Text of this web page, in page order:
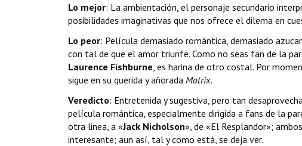
Lo mejor: La ambientación, el personaje secundario
posibilidades imaginativas que nos ofrece el dilema en
Lo peor: Película demasiado romántica, demasiado
con tal de que el amor triunfe. Como no seas fan de la
Laurence Fishburne , es harina de otro costal. Por
sigue en su querida y añorada Matrix.
Veredicto: Entretenida y sugestiva, pero tan
película romántica, especialmente dirigida a fans de la
otra linea, a «Jack Nicholson», de «El Resplandor»;
interesante; aun así, tal y como está, se deja ver.